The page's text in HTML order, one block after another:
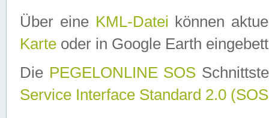
Über eine KML-Datei können
Karte oder in Google Earth
Die PEGELONLINE SOS
Service Interface Standard 2.0